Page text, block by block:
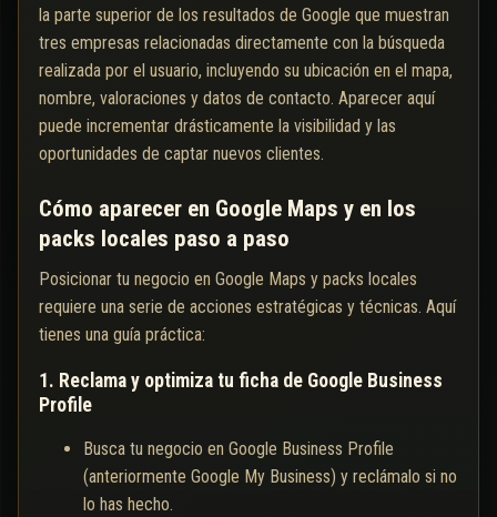
la parte superior de los resultados de Google que muestran
tres empresas relacionadas directamente con la búsqueda
realizada por el usuario, incluyendo su ubicación en el mapa,
nombre, valoraciones y datos de contacto. Aparecer aquí
puede incrementar drásticamente la visibilidad y las
oportunidades de captar nuevos clientes.
Cómo aparecer en Google Maps y en los
packs locales paso a paso
Posicionar tu negocio en Google Maps y packs locales
requiere una serie de acciones estratégicas y técnicas. Aquí
tienes una guía práctica:
1. Reclama y optimiza tu ficha de Google Business
Profile
Busca tu negocio en Google Business Profile
(anteriormente Google My Business) y reclámalo si no
lo has hecho.